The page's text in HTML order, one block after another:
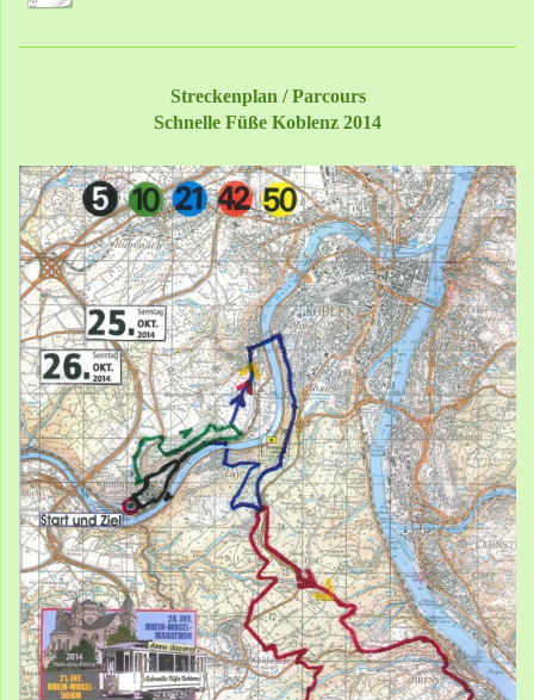
Streckenplan / Parcours
Schnelle Füße Koblenz 2014